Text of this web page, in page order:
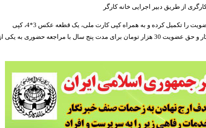
از طریق دبیر اجرایی خانه کارگر
متقاضیان استفاده از این خدمات باید فرم عضویت را تکمیل کرده و به همراه کپی کارت ملی، یک قطعه عکس 3*4، کپی
دفترچه تأمین اجتماعی یا گواهی اشتغال به کار و حق عضویت 30 هزار تومان برای مدت پنج سال با مراجعه حضوری به یکی از